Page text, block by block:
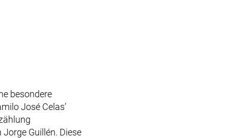
besondere
José Celas’
Guillén. Diese